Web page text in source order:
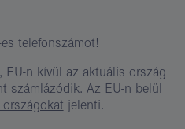
telefonszámot!
n kívül az aktuális ország
számlázódik. Az EU-n belül
jelenti.